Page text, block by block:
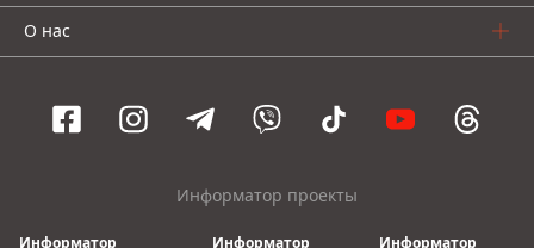
О нас
Информатор проекты
Информатор Информатор Информатор